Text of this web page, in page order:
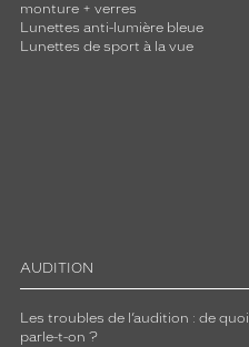
monture + verres
Lunettes anti-lumière bleue
Lunettes de sport à la vue
AUDITION
Les troubles de l’audition : de quoi
parle-t-on ?